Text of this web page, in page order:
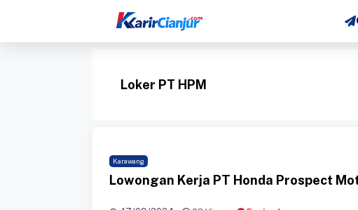
isi
Loker PT HPM
Karawang
Lowongan Kerja PT Honda Prospect